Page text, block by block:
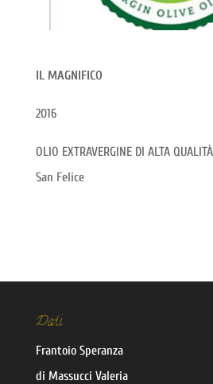
IL MAGNIFICO
2016
OLIO EXTRAVERGINE DI ALTA
San Felice
Dati
Frantoio Speranza
di Massucci Valeria